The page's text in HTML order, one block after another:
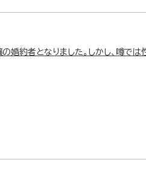
婚約者となりました。しかし、噂では